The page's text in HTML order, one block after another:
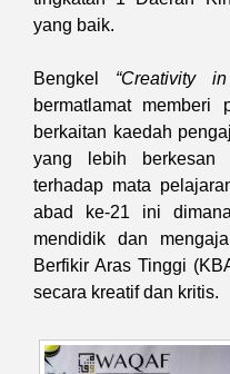
yang baik.
Bengkel “Creativity
bermatlamat memberi
berkaitan kaedah
yang lebih berkesan
terhadap mata
abad ke-21 ini
mendidik dan
Berfikir Aras Tinggi
secara kreatif dan kritis.